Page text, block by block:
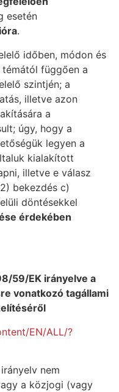
esetén
.
időben, módon és
függően a
szintjén; a
illetve azon
a
úgy, hogy a
legyen a
kialakított
illetve e válasz
bekezdés c)
döntésekkel
érdekében
59/EK irányelve a
vonatkozó tagállami
EN/ALL/?
nem
a közjogi (vagy